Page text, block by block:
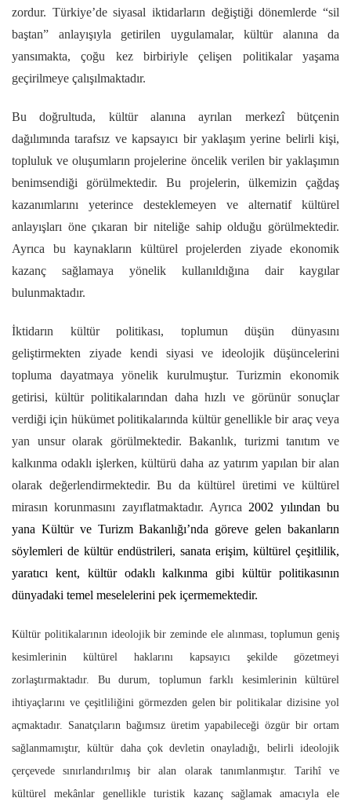
zordur. Türkiye’de siyasal iktidarların değiştiği dönemlerde “sil
baştan” anlayışıyla getirilen uygulamalar, kültür alanına da
yansımakta, çoğu kez birbiriyle çelişen politikalar yaşama
geçirilmeye çalışılmaktadır.
Bu doğrultuda, kültür alanına ayrılan merkezî bütçenin
dağılımında tarafsız ve kapsayıcı bir yaklaşım yerine belirli kişi,
topluluk ve oluşumların projelerine öncelik verilen bir yaklaşımın
benimsendiği görülmektedir. Bu projelerin, ülkemizin çağdaş
kazanımlarını yeterince desteklemeyen ve alternatif kültürel
anlayışları öne çıkaran bir niteliğe sahip olduğu görülmektedir.
Ayrıca bu kaynakların kültürel projelerden ziyade ekonomik
kazanç sağlamaya yönelik kullanıldığına dair kaygılar
bulunmaktadır.
İktidarın kültür politikası, toplumun düşün dünyasını
geliştirmekten ziyade kendi siyasi ve ideolojik düşüncelerini
topluma dayatmaya yönelik kurulmuştur. Turizmin ekonomik
getirisi, kültür politikalarından daha hızlı ve görünür sonuçlar
verdiği için hükümet politikalarında kültür genellikle bir araç veya
yan unsur olarak görülmektedir. Bakanlık, turizmi tanıtım ve
kalkınma odaklı işlerken, kültürü daha az yatırım yapılan bir alan
olarak değerlendirmektedir. Bu da kültürel üretimi ve kültürel
mirasın korunmasını zayıflatmaktadır. Ayrıca 2002 yılından bu
yana Kültür ve Turizm Bakanlığı’nda göreve gelen bakanların
söylemleri de kültür endüstrileri, sanata erişim, kültürel çeşitlilik,
yaratıcı kent, kültür odaklı kalkınma gibi kültür politikasının
dünyadaki temel meselelerini pek içermemektedir.
Kültür politikalarının ideolojik bir zeminde ele alınması, toplumun geniş
kesimlerinin kültürel haklarını kapsayıcı şekilde gözetmeyi
zorlaştırmaktadır. Bu durum, toplumun farklı kesimlerinin kültürel
ihtiyaçlarını ve çeşitliliğini görmezden gelen bir politikalar dizisine yol
açmaktadır. Sanatçıların bağımsız üretim yapabileceği özgür bir ortam
sağlanmamıştır, kültür daha çok devletin onayladığı, belirli ideolojik
çerçevede sınırlandırılmış bir alan olarak tanımlanmıştır. Tarihî ve
kültürel mekânlar genellikle turistik kazanç sağlamak amacıyla ele